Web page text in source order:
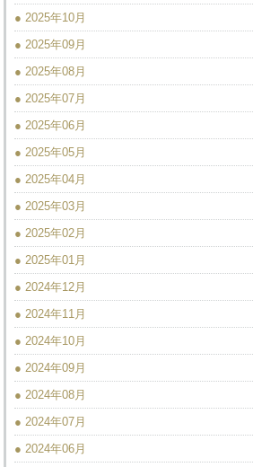
● 2025年10月
● 2025年09月
● 2025年08月
● 2025年07月
● 2025年06月
● 2025年05月
● 2025年04月
● 2025年03月
● 2025年02月
● 2025年01月
● 2024年12月
● 2024年11月
● 2024年10月
● 2024年09月
● 2024年08月
● 2024年07月
● 2024年06月